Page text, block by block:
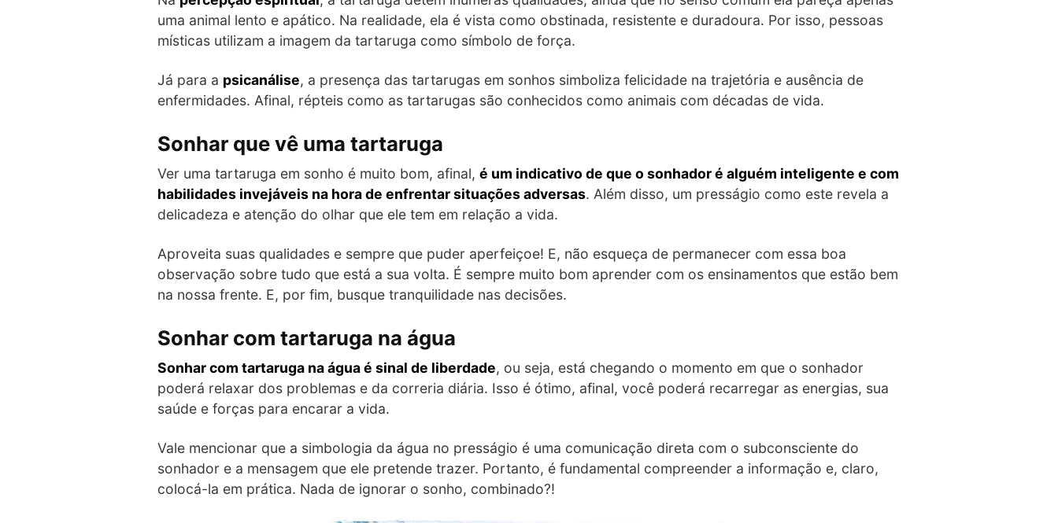
uma animal lento e apático. Na realidade, ela é vista como obstinada, resistente e duradoura. Por isso, pessoas
místicas utilizam a imagem da tartaruga como símbolo de força.
Já para a psicanálise, a presença das tartarugas em sonhos simboliza felicidade na trajetória e ausência de
enfermidades. Afinal, répteis como as tartarugas são conhecidos como animais com décadas de vida.
Sonhar que vê uma tartaruga
Ver uma tartaruga em sonho é muito bom, afinal, é um indicativo de que o sonhador é alguém inteligente e com
habilidades invejáveis na hora de enfrentar situações adversas. Além disso, um presságio como este revela a
delicadeza e atenção do olhar que ele tem em relação a vida.
Aproveita suas qualidades e sempre que puder aperfeiçoe! E, não esqueça de permanecer com essa boa
observação sobre tudo que está a sua volta. É sempre muito bom aprender com os ensinamentos que estão bem
na nossa frente. E, por fim, busque tranquilidade nas decisões.
Sonhar com tartaruga na água
Sonhar com tartaruga na água é sinal de liberdade, ou seja, está chegando o momento em que o sonhador
poderá relaxar dos problemas e da correria diária. Isso é ótimo, afinal, você poderá recarregar as energias, sua
saúde e forças para encarar a vida.
Vale mencionar que a simbologia da água no presságio é uma comunicação direta com o subconsciente do
sonhador e a mensagem que ele pretende trazer. Portanto, é fundamental compreender a informação e, claro,
colocá-la em prática. Nada de ignorar o sonho, combinado?!